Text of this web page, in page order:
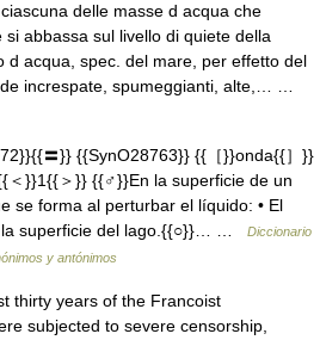
delle masse d acqua che
abbassa sul livello di quiete della
d acqua, spec. del mare, per effetto del
increspate, spumeggianti, alte,… …
〓}} {{SynO28763}} {{［}}onda{{］}}
＜}}1{{＞}} {{♂}}En la superficie de un
se forma al perturbar el líquido: • El
la superficie del lago.{{○}}… …
Diccionario
y antónimos
years of the Francoist
subjected to severe censorship,